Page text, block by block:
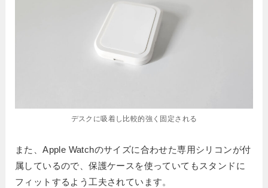
デスクに吸着し比較的強く固定される
また、Apple Watchのサイズに合わせた専用シリコンが付
属しているので、保護ケースを使っていてもスタンドに
フィットするよう工夫されています。